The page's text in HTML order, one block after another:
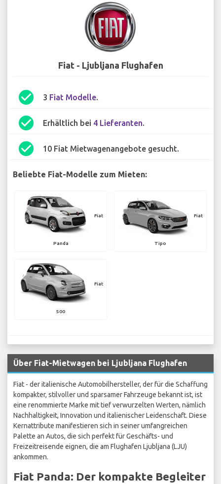
Fiat - Ljubljana Flughafen
check_circle 3 Fiat Modelle.
check_circle Erhältlich bei 4 Lieferanten.
check_circle 10 Fiat Mietwagenangebote gesucht.
Beliebte Fiat-Modelle zum Mieten:
Fiat
Panda
Fiat
Tipo
Fiat
500
Über Fiat-Mietwagen bei Ljubljana Flughafen
Fiat - der italienische Automobilhersteller, der für die Schaffung
kompakter, stilvoller und sparsamer Fahrzeuge bekannt ist, ist
eine renommierte Marke mit tief verwurzelten Werten, nämlich
Nachhaltigkeit, Innovation und italienischer Leidenschaft. Diese
Kernattribute manifestieren sich in seiner umfangreichen
Palette an Autos, die sich perfekt für Geschäfts- und
Freizeitreisende eignen, die am Flughafen Ljubljana (LJU)
ankommen.
Fiat Panda: Der kompakte Begleiter